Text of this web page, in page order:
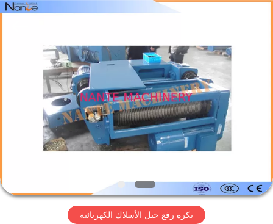
الصفحة
الرئيسية
منتجات
بنا
2026
بكرة رفع حبل الأسلاك الكهربائية